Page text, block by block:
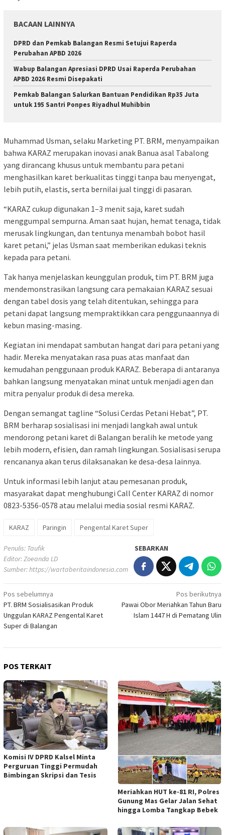
BACAAN LAINNYA
DPRD dan Pemkab Balangan Resmi Setujui Raperda
Perubahan APBD 2026
Wabup Balangan Apresiasi DPRD Usai Raperda Perubahan
APBD 2026 Resmi Disepakati
Pemkab Balangan Salurkan Bantuan Pendidikan Rp35 Juta
untuk 195 Santri Ponpes Riyadhul Muhibbin
Muhammad Usman, selaku Marketing PT. BRM, menyampaikan
bahwa KARAZ merupakan inovasi anak Banua asal Tabalong
yang dirancang khusus untuk membantu para petani
menghasilkan karet berkualitas tinggi tanpa bau menyengat,
lebih putih, elastis, serta bernilai jual tinggi di pasaran.
“KARAZ cukup digunakan 1–3 menit saja, karet sudah
menggumpal sempurna. Aman saat hujan, hemat tenaga, tidak
merusak lingkungan, dan tentunya menambah bobot hasil
karet petani,” jelas Usman saat memberikan edukasi teknis
kepada para petani.
Tak hanya menjelaskan keunggulan produk, tim PT. BRM juga
mendemonstrasikan langsung cara pemakaian KARAZ sesuai
dengan tabel dosis yang telah ditentukan, sehingga para
petani dapat langsung mempraktikkan cara penggunaannya di
kebun masing-masing.
Kegiatan ini mendapat sambutan hangat dari para petani yang
hadir. Mereka menyatakan rasa puas atas manfaat dan
kemudahan penggunaan produk KARAZ. Beberapa di antaranya
bahkan langsung menyatakan minat untuk menjadi agen dan
mitra penyalur produk di desa mereka.
Dengan semangat tagline “Solusi Cerdas Petani Hebat”, PT.
BRM berharap sosialisasi ini menjadi langkah awal untuk
mendorong petani karet di Balangan beralih ke metode yang
lebih modern, efisien, dan ramah lingkungan. Sosialisasi serupa
rencananya akan terus dilaksanakan ke desa-desa lainnya.
Untuk informasi lebih lanjut atau pemesanan produk,
masyarakat dapat menghubungi Call Center KARAZ di nomor
0823-5356-0578 atau melalui media sosial resmi KARAZ.
KARAZ Paringin Pengental Karet Super
Penulis: Taufik
Editor: Zoeanda LD
Sumber:https://wartaberitaindonesia.com
SEBARKAN
Navigasi
pos
Pos sebelumnya
PT. BRM Sosialisasikan Produk
Unggulan KARAZ Pengental Karet
Super di Balangan
Pos berikutnya
Pawai Obor Meriahkan Tahun Baru
Islam 1447 H di Pematang Ulin
POS TERKAIT
Komisi IV DPRD Kalsel Minta
Perguruan Tinggi Permudah
Bimbingan Skripsi dan Tesis
Meriahkan HUT ke-81 RI, Polres
Gunung Mas Gelar Jalan Sehat
hingga Lomba Tangkap Bebek